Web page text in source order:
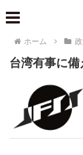
ホーム
台湾有事に備